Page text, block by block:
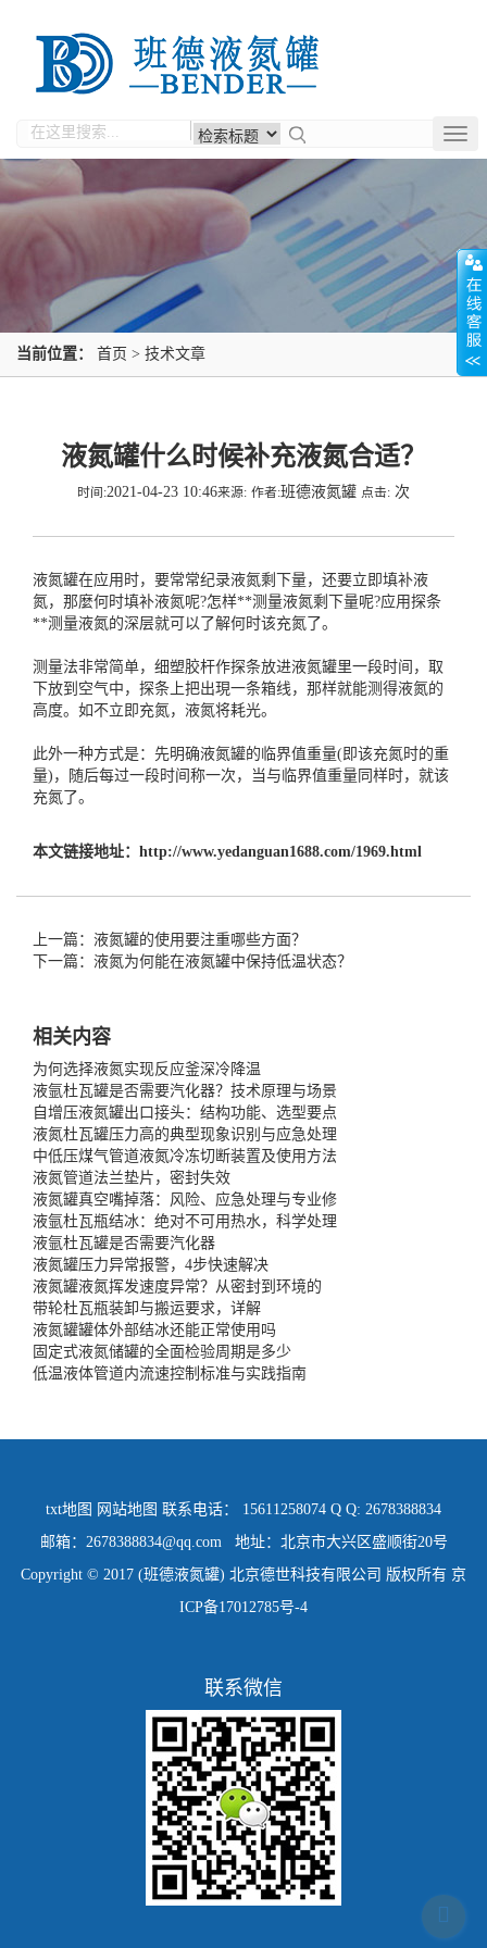
当前位置： 首页 > 技术文章
液氮罐什么时候补充液氮合适？
时间:2021-04-23 10:46来源: 作者:班德液氮罐 点击: 次
液氮罐在应用时，要常常纪录液氮剩下量，还要立即填补液
氮，那麼何时填补液氮呢?怎样**测量液氮剩下量呢?应用探条
**测量液氮的深层就可以了解何时该充氮了。
测量法非常简单，细塑胶杆作探条放进液氮罐里一段时间，取
下放到空气中，探条上把出現一条箱线，那样就能测得液氮的
高度。如不立即充氮，液氮将耗光。
此外一种方式是：先明确液氮罐的临界值重量(即该充氮时的重
量)，随后每过一段时间称一次，当与临界值重量同样时，就该
充氮了。
本文链接地址： http://www.yedanguan1688.com/1969.html
上一篇：液氮罐的使用要注重哪些方面？
下一篇：液氮为何能在液氮罐中保持低温状态？
相关内容
为何选择液氮实现反应釜深冷降温
液氩杜瓦罐是否需要汽化器？技术原理与场景
自增压液氮罐出口接头：结构功能、选型要点
液氮杜瓦罐压力高的典型现象识别与应急处理
中低压煤气管道液氮冷冻切断装置及使用方法
液氮管道法兰垫片，密封失效
液氮罐真空嘴掉落：风险、应急处理与专业修
液氩杜瓦瓶结冰：绝对不可用热水，科学处理
液氩杜瓦罐是否需要汽化器
液氮罐压力异常报警，4步快速解决
液氮罐液氮挥发速度异常？从密封到环境的
带轮杜瓦瓶装卸与搬运要求，详解
液氮罐罐体外部结冰还能正常使用吗
固定式液氮储罐的全面检验周期是多少
低温液体管道内流速控制标准与实践指南
txt地图 网站地图 联系电话： 15611258074 Q Q: 2678388834
邮箱：2678388834@qq.com 地址：北京市大兴区盛顺街20号
Copyright © 2017 (班德液氮罐) 北京德世科技有限公司 版权所有 京
ICP备17012785号-4
联系微信